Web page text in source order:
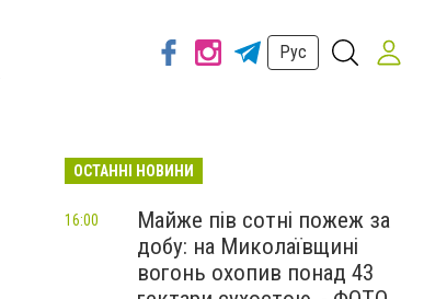
Рус
ОСТАННІ НОВИНИ
Майже пів сотні пожеж за
добу: на Миколаївщині
вогонь охопив понад 43
16:00